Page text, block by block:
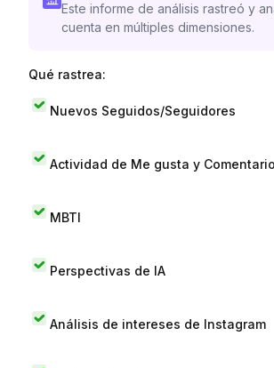
Este informe de análisis rastreó y
cuenta en múltiples dimensiones.
Qué rastrea:
Nuevos Seguidos/Seguidores
Actividad de Me gusta y
MBTI
Perspectivas de IA
Análisis de intereses de Instagram